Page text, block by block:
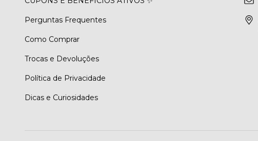
Perguntas Frequentes
Como Comprar
Trocas e Devoluções
Política de Privacidade
Dicas e Curiosidades